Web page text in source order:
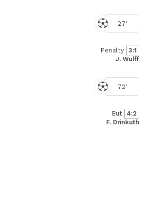
27'
Penalty 3:1
J. Wulff
72'
But
4:2
F. Drinkuth